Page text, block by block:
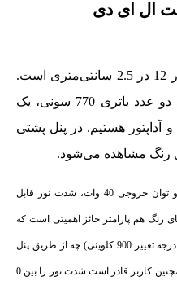
ال ای دی
این محصول یک پنل با ابعاد 21 در 12 در 2.5 سانتی‌متری است.
در بسته‌بندی علاوه بر نور شاهد دو عدد باتری 770 سونی، یک
آداپتور هستیم. در پنل پشتی
رنگ مشاهده می‌شود.
این محصول با وجود 600 عدد لامپ LED و توان خروجی 40 وات، شدت نور قابل
می‌کند. دمای رنگ هم پارامتر حائز اهمیتی است که
در این نور ثابت بین 3200 تا 5600 کلوین (با درجه تغییر 900 کلوینی) چه از طریق پنل
پشتی یا ریموت کنترل قابل تنظیم است. همچنین کاربر قادر است شدت نور را بین 0